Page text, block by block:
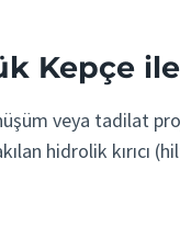
Kepçe
veya tadilat
hidrolik kırıcı